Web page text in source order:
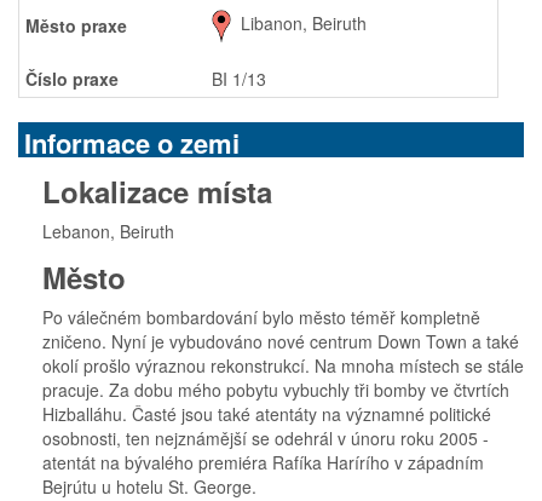
Město praxe
Libanon, Beiruth
Číslo praxe BI 1/13
Informace o zemi
Lokalizace místa
Lebanon, Beiruth
Město
Po válečném bombardování bylo město téměř kompletně
zničeno. Nyní je vybudováno nové centrum Down Town a také
okolí prošlo výraznou rekonstrukcí. Na mnoha místech se stále
pracuje. Za dobu mého pobytu vybuchly tři bomby ve čtvrtích
Hizballáhu. Časté jsou také atentáty na významné politické
osobnosti, ten nejznámější se odehrál v únoru roku 2005 -
atentát na bývalého premiéra Rafíka Harírího v západním
Bejrútu u hotelu St. George.